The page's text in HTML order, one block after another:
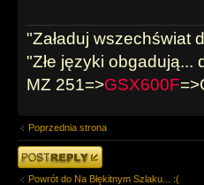
"Załaduj wszechświat
"Złe języki obgadują...
MZ 251=>GSX600F
Poprzednia strona
Odpowiedz
Powrót do Na Błękitnym Szlaku... :(